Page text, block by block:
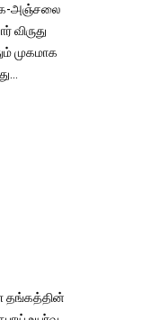
அஞ்சலை
விருது
முகமாக